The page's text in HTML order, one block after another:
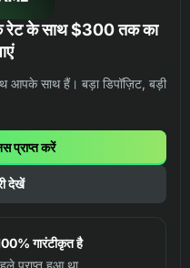
रेट के साथ $300 तक का
साथ हैं। बड़ा डिपॉज़िट, बड़ी
प्राप्त करें
देखें
गारंटीकृत है
प्राप्त हुआ था